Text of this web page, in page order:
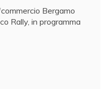
Bergamo
Rally, in programma